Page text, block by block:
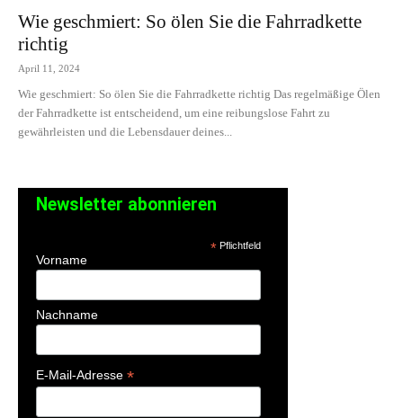
Wie geschmiert: So ölen Sie die Fahrradkette
richtig
April 11, 2024
Wie geschmiert: So ölen Sie die Fahrradkette richtig Das regelmäßige Ölen
der Fahrradkette ist entscheidend, um eine reibungslose Fahrt zu
gewährleisten und die Lebensdauer deines...
Newsletter abonnieren
*Pflichtfeld
Vorname
Nachname
E-Mail-Adresse *